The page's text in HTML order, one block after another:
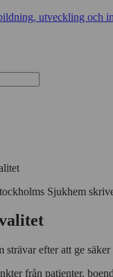
utveckling och
strävar efter att ge
från patienter,